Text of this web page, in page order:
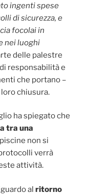
ingenti spese
di sicurezza, e
focolai in
nei luoghi
delle palestre
responsabilità e
che portano –
chiusura.
ha spiegato che
tra una
non si
verrà
attività.
al ritorno